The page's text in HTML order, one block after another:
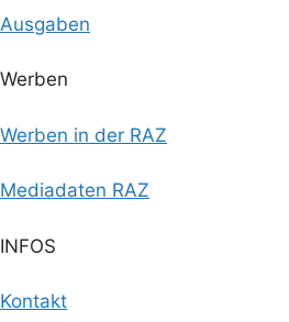
Ausgaben
Werben
Werben in der RAZ
Mediadaten RAZ
INFOS
Kontakt